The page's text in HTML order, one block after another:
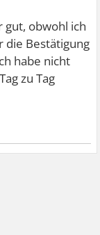
gut, obwohl ich
die Bestätigung
habe nicht
zu Tag